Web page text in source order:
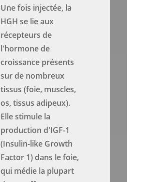
Une fois injectée, la
HGH se lie aux
récepteurs de
l'hormone de
croissance présents
sur de nombreux
tissus (foie, muscles,
os, tissus adipeux).
Elle stimule la
production d'IGF-1
(Insulin-like Growth
Factor 1) dans le foie,
qui médie la plupart